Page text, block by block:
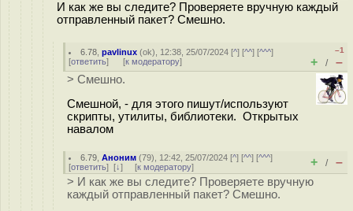
И как же вы следите? Проверяете вручную каждый
отправленный пакет? Смешно.
6.78 ,pavlinux (ok), 12:38, 25/07/2024 [^] [^^] [^^^]
[ответить] [к модератору]
–1
+ / –
> Смешно.
Смешной, - для этого пишут/используют
скрипты, утилиты, библиотеки. Открытых
навалом
6.79 ,Аноним (79), 12:42, 25/07/2024 [^] [^^] [^^^]
[ответить] [↓] [к модератору] + / –
> И как же вы следите? Проверяете вручную
каждый отправленный пакет? Смешно.